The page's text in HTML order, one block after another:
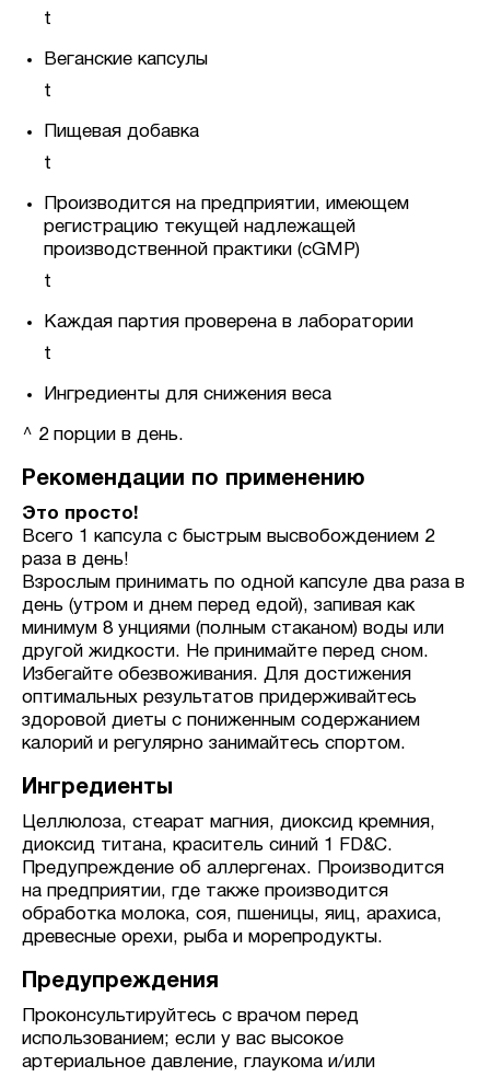
t
Веганские капсулы
t
Пищевая добавка
t
Производится на предприятии, имеющем
регистрацию текущей надлежащей
производственной практики (cGMP)
t
Каждая партия проверена в лаборатории
t
Ингредиенты для снижения веса
^ 2 порции в день.
Рекомендации по применению
Это просто!
Всего 1 капсула с быстрым высвобождением 2
раза в день!
Взрослым принимать по одной капсуле два раза в
день (утром и днем перед едой), запивая как
минимум 8 унциями (полным стаканом) воды или
другой жидкости. Не принимайте перед сном.
Избегайте обезвоживания. Для достижения
оптимальных результатов придерживайтесь
здоровой диеты с пониженным содержанием
калорий и регулярно занимайтесь спортом.
Ингредиенты
Целлюлоза, стеарат магния, диоксид кремния,
диоксид титана, краситель синий 1 FD&C.
Предупреждение об аллергенах. Производится
на предприятии, где также производится
обработка молока, соя, пшеницы, яиц, арахиса,
древесные орехи, рыба и морепродукты.
Предупреждения
Проконсультируйтесь с врачом перед
использованием; если у вас высокое
артериальное давление, глаукома и/или